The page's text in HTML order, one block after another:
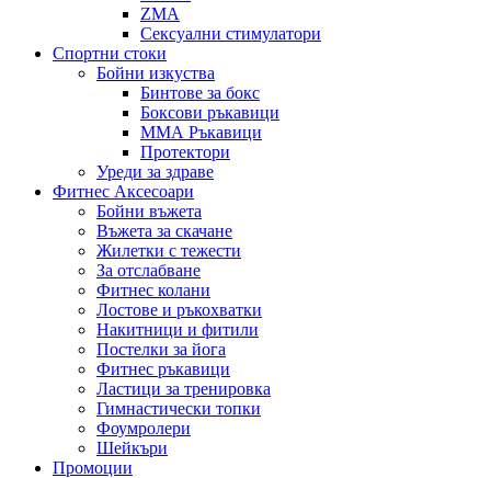
ZMA
Сексуални стимулатори
Спортни стоки
Бойни изкуства
Бинтове за бокс
Боксови ръкавици
ММА Ръкавици
Протектори
Уреди за здраве
Фитнес Аксесоари
Бойни въжета
Въжета за скачане
Жилетки с тежести
За отслабване
Фитнес колани
Лостове и ръкохватки
Накитници и фитили
Постелки за йога
Фитнес ръкавици
Ластици за тренировка
Гимнастически топки
Фоумролери
Шейкъри
Промоции